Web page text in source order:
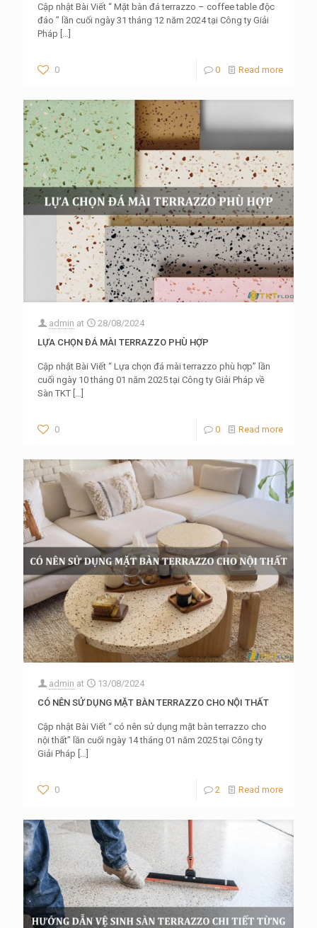
Cập nhật Bài Viết “ Mặt bàn đá terrazzo – coffee table độc
đáo ” lần cuối ngày 31 tháng 12 năm 2024 tại Công ty Giải
Pháp […]
0 0 Read more
admin at
28/08/2024
LỰA CHỌN ĐÁ MÀI TERRAZZO PHÙ HỢP
Cập nhật Bài Viết “ Lựa chọn đá mài terrazzo phù hợp” lần
cuối ngày 10 tháng 01 năm 2025 tại Công ty Giải Pháp về
Sàn TKT […]
0 0 Read more
admin at
13/08/2024
CÓ NÊN SỬ DỤNG MẶT BÀN TERRAZZO CHO NỘI THẤT
Cập nhật Bài Viết “ có nên sử dụng mặt bàn terrazzo cho
nội thất” lần cuối ngày 14 tháng 01 năm 2025 tại Công ty
Giải Pháp […]
0 2 Read more